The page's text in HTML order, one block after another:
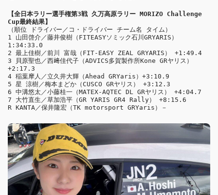
【全日本ラリー選手権第3戦 久万高原ラリー MORIZO Challenge
Cup最終結果】
（順位 ドライバー／コ・ドライバー チーム名 タイム）
1 山田啓介／藤井俊樹（FITEASYソミック石川GRYARIS）
1:34:33.0
2 最上佳樹／前川 富哉（FIT-EASY ZEAL GRYARIS） +1:49.4
3 貝原聖也／西﨑佳代子（ADVICS多賀製作所Kone GRヤリス）
+2:17.3
4 稲葉摩人／立久井大輝（Ahead GRYaris）+3:10.9
5 星 涼樹／梅本まどか（CUSCO GRヤリス） +3:12.3
6 中溝悠太／小藤桂一（MATEX-AQTEC DL GRヤリス） +4:04.7
7 大竹直生／草加浩平（GR YARIS GR4 Rally） +8:15.6